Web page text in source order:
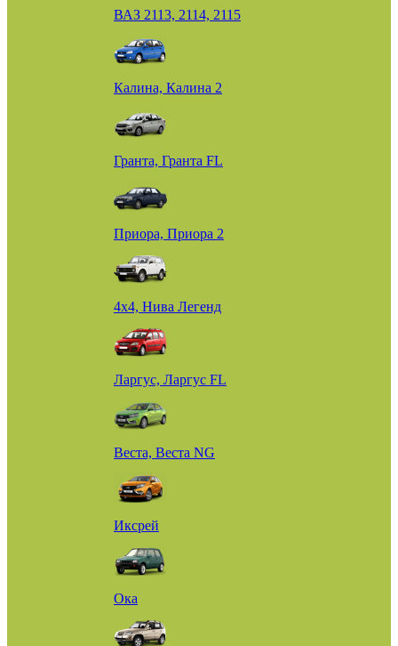
ВАЗ 2113, 2114, 2115
Калина, Калина 2
Гранта, Гранта FL
Приора, Приора 2
4х4, Нива Легенд
Ларгус, Ларгус FL
Веста, Веста NG
Иксрей
Ока